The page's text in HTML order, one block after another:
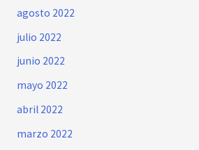
agosto 2022
julio 2022
junio 2022
mayo 2022
abril 2022
marzo 2022